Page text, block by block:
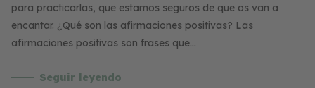
para practicarlas, que estamos seguros de que os van a
encantar. ¿Qué son las afirmaciones positivas? Las
afirmaciones positivas son frases que…
Seguir leyendo